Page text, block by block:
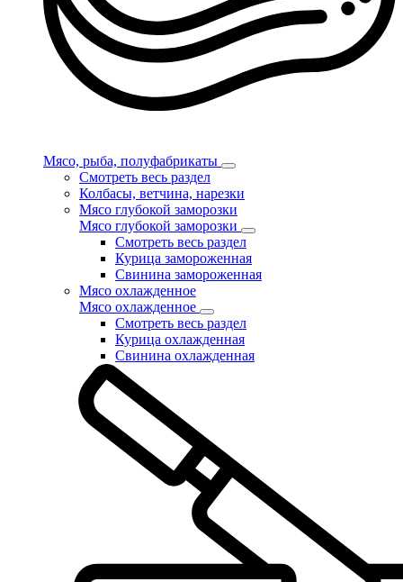
Мясо, рыба, полуфабрикаты
Смотреть весь раздел
Колбасы, ветчина, нарезки
Мясо глубокой заморозки
Мясо глубокой заморозки
Смотреть весь раздел
Курица замороженная
Свинина замороженная
Мясо охлажденное
Мясо охлажденное
Смотреть весь раздел
Курица охлажденная
Свинина охлажденная